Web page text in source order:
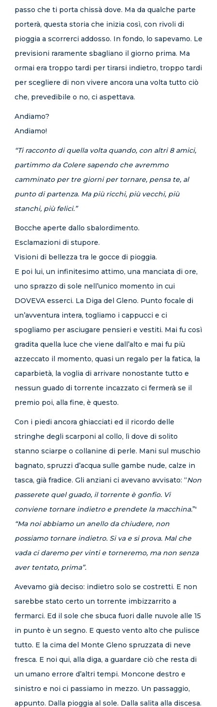
passo che ti porta chissà dove. Ma da qualche parte
porterà, questa storia che inizia così, con rivoli di
pioggia a scorrerci addosso. In fondo, lo sapevamo. Le
previsioni raramente sbagliano il giorno prima. Ma
ormai era troppo tardi per tirarsi indietro, troppo tardi
per scegliere di non vivere ancora una volta tutto ciò
che, prevedibile o no, ci aspettava.
Andiamo?
Andiamo!
“Ti racconto di quella volta quando, con altri 8 amici,
partimmo da Colere sapendo che avremmo
camminato per tre giorni per tornare, pensa te, al
punto di partenza. Ma più ricchi, più vecchi, più
stanchi, più felici.”
Bocche aperte dallo sbalordimento.
Esclamazioni di stupore.
Visioni di bellezza tra le gocce di pioggia.
E poi lui, un infinitesimo attimo, una manciata di ore,
uno sprazzo di sole nell’unico momento in cui
DOVEVA esserci. La Diga del Gleno. Punto focale di
un’avventura intera, togliamo i cappucci e ci
spogliamo per asciugare pensieri e vestiti. Mai fu così
gradita quella luce che viene dall’alto e mai fu più
azzeccato il momento, quasi un regalo per la fatica, la
caparbietà, la voglia di arrivare nonostante tutto e
nessun guado di torrente incazzato ci fermerà se il
premio poi, alla fine, è questo.
Con i piedi ancora ghiacciati ed il ricordo delle
stringhe degli scarponi al collo, lì dove di solito
stanno sciarpe o collanine di perle. Mani sul muschio
bagnato, spruzzi d’acqua sulle gambe nude, calze in
tasca, già fradice. Gli anziani ci avevano avvisato: “Non
passerete quel guado, il torrente è gonfio. Vi
conviene tornare indietro e prendete la macchina.”'
“Ma noi abbiamo un anello da chiudere, non
possiamo tornare indietro. Si va e si prova. Mal che
vada ci daremo per vinti e torneremo, ma non senza
aver tentato, prima”.
Avevamo già deciso: indietro solo se costretti. E non
sarebbe stato certo un torrente imbizzarrito a
fermarci. Ed il sole che sbuca fuori dalle nuvole alle 15
in punto è un segno. E questo vento alto che pulisce
tutto. E la cima del Monte Gleno spruzzata di neve
fresca. E noi qui, alla diga, a guardare ciò che resta di
un umano errore d’altri tempi. Moncone destro e
sinistro e noi ci passiamo in mezzo. Un passaggio,
appunto. Dalla pioggia al sole. Dalla salita alla discesa.